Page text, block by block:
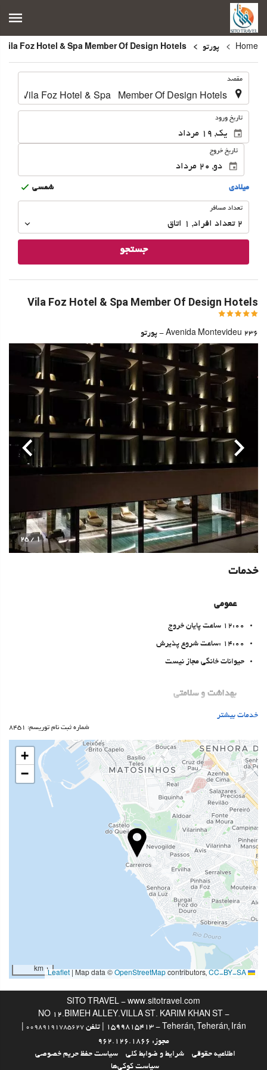
Home پورتو
مقصد
تاریخ ورود
تاریخ خروج
ميلادى شمسى
تعداد
تعداد مسافر
2 تعداد افراد ,
1 اتاق
جستجو
Vila Foz Hotel & Spa Member Of Design Hotels
Avenida Montevideu 236 - پورتو
1
/ 25
قبلی بعدی
خدمات
عمومی
12:00 ساعت پایان خروج
14:00 :ساعت شروع پذیرش
حیوانات خانگی مجاز نیست
بهداشت و سلامتی
اسپا
سونا
باشگاه
خدمات پذیرش
24-Hour Front Desk
انبار چمدان
غذا و نوشیدنی
رستوران آلاکارته
بار
استخر
استخر
امکانات تجاری
مرکز تجاری
اینترنت
خدمات بیشتر
شماره ثبت نام توریسم: 8451
+
−
1 km
Map data © OpenStreetMap contributors, CC-BY-SA
SITO TRAVEL - www.sitotravel.com
NO 12.BIMEH ALLEY.VILLA ST. KARIM KHAN ST -
1599815413 - Teherán, Teherán, Irán | تلفن
00989191785627
مجوز: 962.126.1866
اطلاعیه حقوقی
شرایط و ضوابط کلی
سیاست حفظ حریم خصوصی
سیاست کوکی‌ها